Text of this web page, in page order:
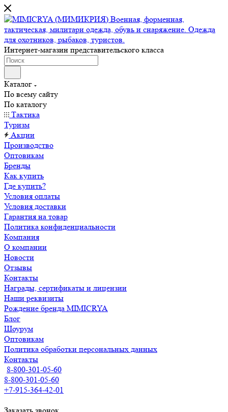
Интернет-магазин представительского класса
Каталог
По всему сайту
По каталогу
Тактика
Туризм
Акции
Производство
Оптовикам
Бренды
Как купить
Где купить?
Условия оплаты
Условия доставки
Гарантия на товар
Политика конфиденциальности
Компания
О компании
Новости
Отзывы
Контакты
Награды, сертификаты и лицензии
Наши реквизиты
Рождение бренда MIMICRYA
Блог
Шоурум
Оптовикам
Политика обработки персональных данных
Контакты
8-800-301-05-60
8-800-301-05-60
+7-915-364-42-01